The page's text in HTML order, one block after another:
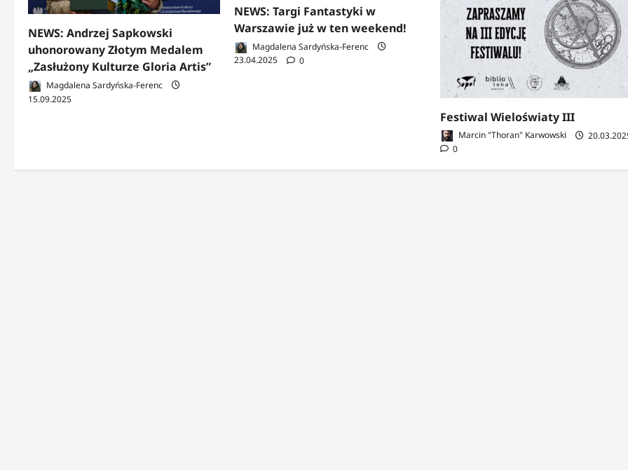
NEWS: Andrzej Sapkowski
uhonorowany Złotym Medalem
„Zasłużony Kulturze Gloria Artis”
Magdalena Sardyńska-Ferenc
15.09.2025
NEWS: Targi Fantastyki w
Warszawie już w ten weekend!
Magdalena Sardyńska-Ferenc
23.04.2025
0
Festiwal Wieloświaty III
Marcin "Thoran" Karwowski
0